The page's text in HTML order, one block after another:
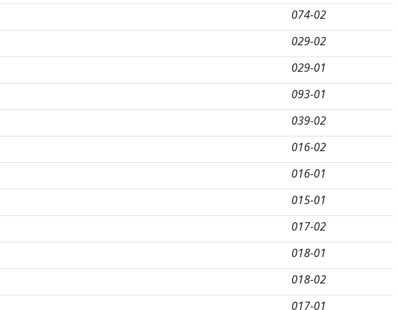
074-02
029-02
029-01
093-01
039-02
016-02
016-01
015-01
017-02
018-01
018-02
017-01